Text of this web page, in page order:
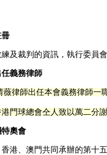
冊
及裁判的資訊，執行委員
義務律師
薇律師出任本會義務律師一
門球總會仝人致以萬二分謝
奧會
港、澳門共同承辦的第十